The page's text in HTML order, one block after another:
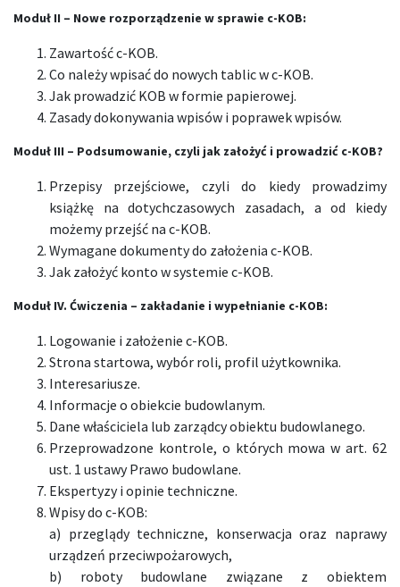
Moduł II – Nowe rozporządzenie w sprawie c-KOB:
Zawartość c-KOB.
Co należy wpisać do nowych tablic w c-KOB.
Jak prowadzić KOB w formie papierowej.
Zasady dokonywania wpisów i poprawek wpisów.
Moduł III – Podsumowanie, czyli jak założyć i prowadzić c-KOB?
Przepisy przejściowe, czyli do kiedy prowadzimy
książkę na dotychczasowych zasadach, a od kiedy
możemy przejść na c-KOB.
Wymagane dokumenty do założenia c-KOB.
Jak założyć konto w systemie c-KOB.
Moduł IV. Ćwiczenia – zakładanie i wypełnianie c-KOB:
Logowanie i założenie c-KOB.
Strona startowa, wybór roli, profil użytkownika.
Interesariusze.
Informacje o obiekcie budowlanym.
Dane właściciela lub zarządcy obiektu budowlanego.
Przeprowadzone kontrole, o których mowa w art. 62
ust. 1 ustawy Prawo budowlane.
Ekspertyzy i opinie techniczne.
Wpisy do c-KOB:
a) przeglądy techniczne, konserwacja oraz naprawy
urządzeń przeciwpożarowych,
b) roboty budowlane związane z obiektem